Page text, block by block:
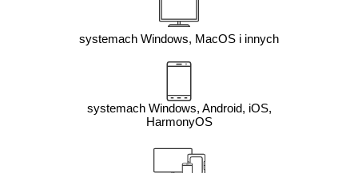
systemach Windows, MacOS i innych
systemach Windows, Android, iOS,
HarmonyOS